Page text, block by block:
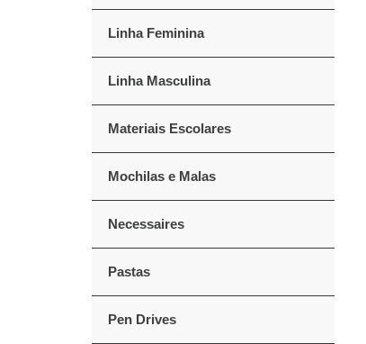
Linha Feminina
Linha Masculina
Materiais Escolares
Mochilas e Malas
Necessaires
Pastas
Pen Drives